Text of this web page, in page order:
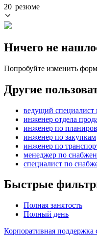
20 резюме
Ничего не
Попробуйте изменить
Другие
ведущий
инженер отдела
инженер по
инженер по закупкам
инженер по
менеджер по
специалист по
Быстрые
Полная занятость
Полный день
Корпоративная поддержка